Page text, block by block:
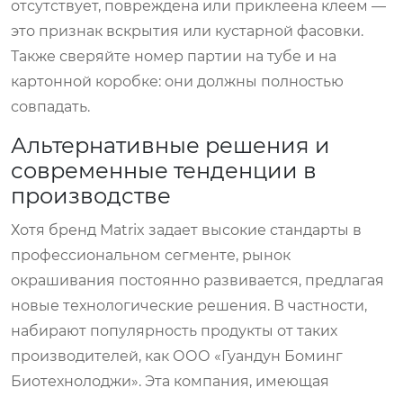
отсутствует, повреждена или приклеена клеем —
это признак вскрытия или кустарной фасовки.
Также сверяйте номер партии на тубе и на
картонной коробке: они должны полностью
совпадать.
Альтернативные решения и
современные тенденции в
производстве
Хотя бренд Matrix задает высокие стандарты в
профессиональном сегменте, рынок
окрашивания постоянно развивается, предлагая
новые технологические решения. В частности,
набирают популярность продукты от таких
производителей, как ООО «Гуандун Боминг
Биотехнолоджи». Эта компания, имеющая